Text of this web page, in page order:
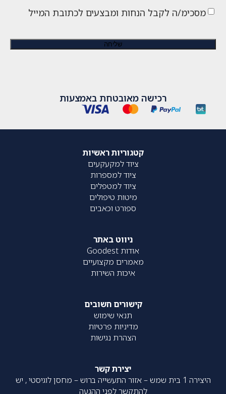
מסכימ/ה לקבל הנחות ומבצעים לכתובת המייל
רכישה מאובטחת באמצעות
קטגוריות ראשיות
ציוד למקעקעים
ציוד למספרות
ציוד למטפלים
מיטות טיפולים
ספורט וכאבים
ניווט באתר
אודות Goodest
מאמרים מקצועיים
איכות השירות
קישורים חשובים
תנאי שימוש
מדיניות פרטיות
הצהרת נגישות
יצירת קשר
היצירה 1 בית שמש – אזור התעשייה ברוש – מחסן לוגיסטי , יש
להתקשר לפני ההגעה